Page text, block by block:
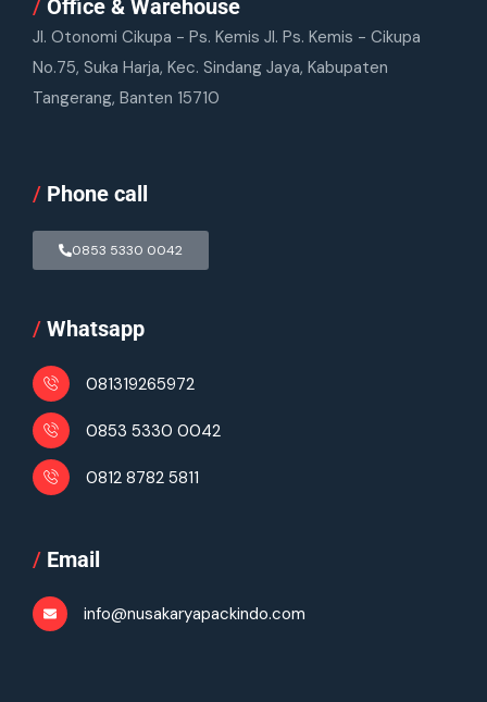
/ Office & Warehouse
Jl. Otonomi Cikupa - Ps. Kemis Jl. Ps. Kemis - Cikupa
No.75, Suka Harja, Kec. Sindang Jaya, Kabupaten
Tangerang, Banten 15710
/ Phone call
0853 5330 0042
/ Whatsapp
081319265972
0853 5330 0042
0812 8782 5811
/ Email
info@nusakaryapackindo.com